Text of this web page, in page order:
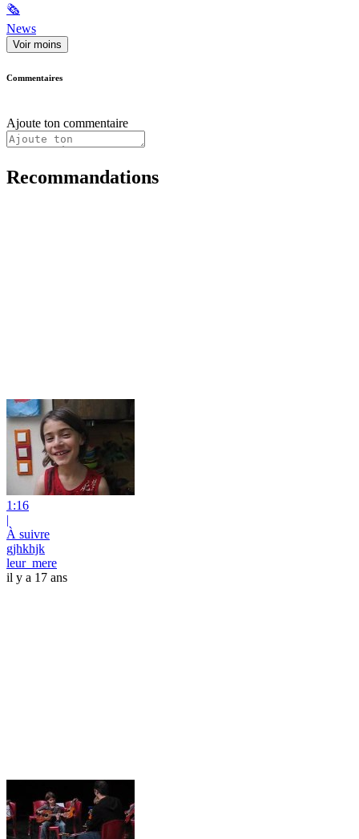
🗞
News
Voir moins
Commentaires
Ajoute ton commentaire
Recommandations
1:16
|
À suivre
gjhkhjk
leur_mere
il y a 17 ans